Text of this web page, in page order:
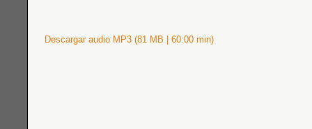
Descargar audio MP3 (81 MB | 60:00 min)